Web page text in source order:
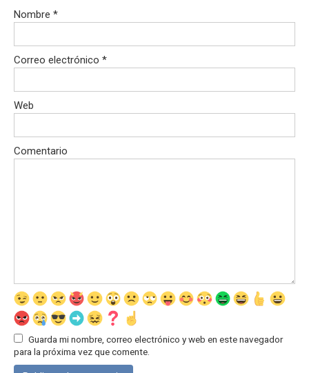
Nombre *
Correo electrónico *
Web
Comentario
Guarda mi nombre, correo electrónico y web en este navegador
para la próxima vez que comente.